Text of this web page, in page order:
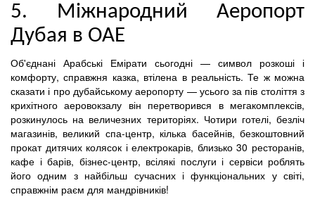
5. Міжнародний Аеропорт
Дубая в ОАЕ
Об'єднані Арабські Емірати сьогодні — символ розкоші і
комфорту, справжня казка, втілена в реальність. Те ж можна
сказати і про дубайському аеропорту — усього за пів століття з
крихітного аеровокзалу він перетворився в мегакомплексів,
розкинулось на величезних територіях. Чотири готелі, безліч
магазинів, великий спа-центр, кілька басейнів, безкоштовний
прокат дитячих колясок і електрокарів, близько 30 ресторанів,
кафе і барів, бізнес-центр, всілякі послуги і сервіси роблять
його одним з найбільш сучасних і функціональних у світі,
справжнім раєм для мандрівників!